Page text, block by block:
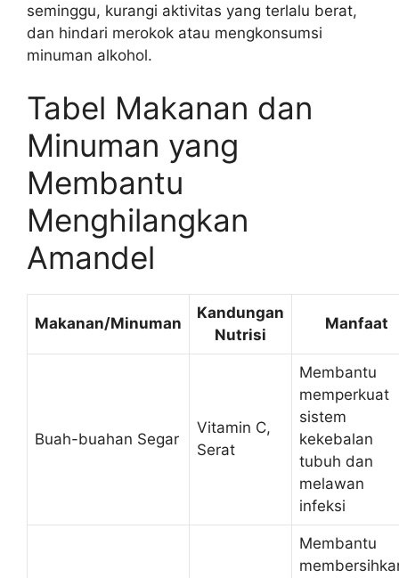
seminggu, kurangi aktivitas yang terlalu berat,
dan hindari merokok atau mengkonsumsi
minuman alkohol.
Tabel Makanan dan
Minuman yang
Membantu
Menghilangkan
Amandel
Makanan/Minuman
Kandungan
Nutrisi
Manfaat
Buah-buahan Segar
Vitamin C,
Serat
Membantu
memperkuat
sistem
kekebalan
tubuh dan
melawan
infeksi
Membantu